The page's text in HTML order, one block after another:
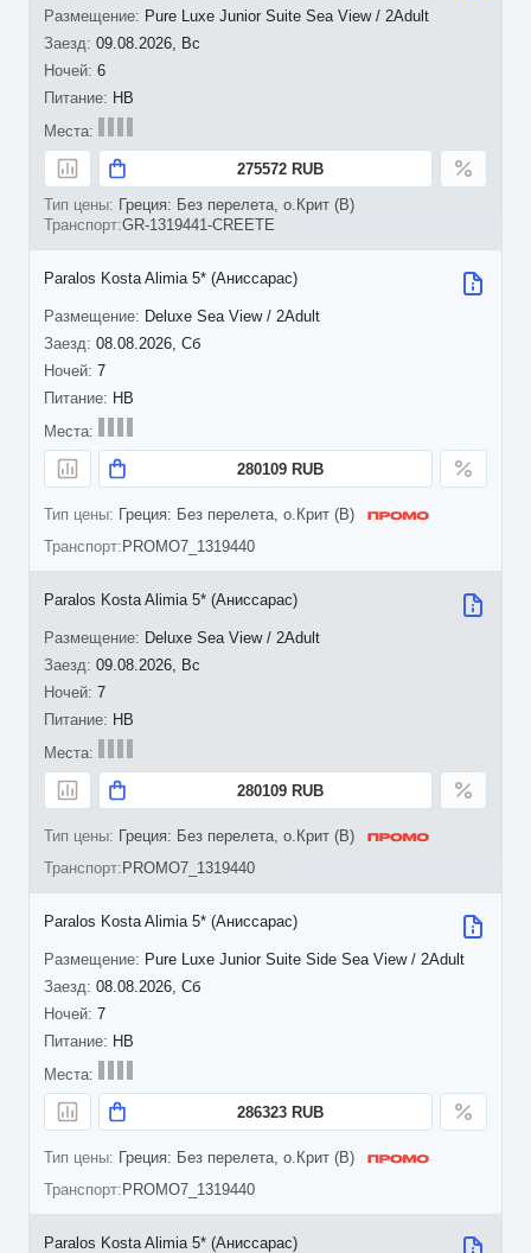
09.08.2026, Вс
6
Pure Luxe Junior Suite Sea View / 2Adult
HB
275572 RUB
Греция: Без перелета, о.Крит (B)
GR-1319441-CREETE
08.08.2026, Сб
7
Paralos Kosta Alimia 5* (Аниссарас)
Deluxe Sea View / 2Adult
HB
280109 RUB
Греция: Без перелета, о.Крит (B)
PROMO7_1319440
09.08.2026, Вс
7
Paralos Kosta Alimia 5* (Аниссарас)
Deluxe Sea View / 2Adult
HB
280109 RUB
Греция: Без перелета, о.Крит (B)
PROMO7_1319440
08.08.2026, Сб
7
Paralos Kosta Alimia 5* (Аниссарас)
Pure Luxe Junior Suite Side Sea View / 2Adult
HB
286323 RUB
Греция: Без перелета, о.Крит (B)
PROMO7_1319440
Paralos Kosta Alimia 5* (Аниссарас)